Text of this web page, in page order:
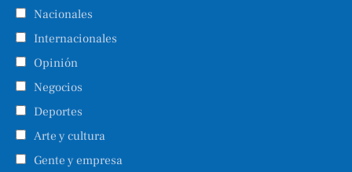
Nacionales
Internacionales
Opinión
Negocios
Deportes
Arte y cultura
Gente y empresa